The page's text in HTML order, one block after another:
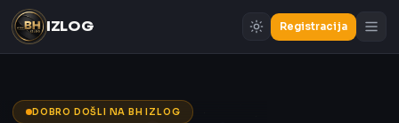
IZLOG Registracija
DOBRO DOŠLI NA BH IZLOG